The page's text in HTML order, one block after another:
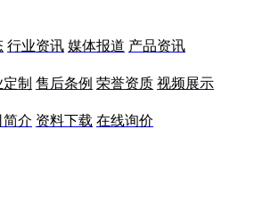
行业资讯 媒体报道 产品资讯
制 售后条例 荣誉资质 视频展示
简介 资料下载 在线询价